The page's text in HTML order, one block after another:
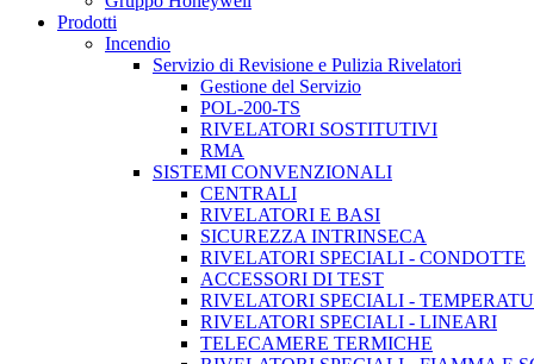
Prodotti
Incendio
Servizio di Revisione e Pulizia Rivelatori
Gestione del Servizio
POL-200-TS
RIVELATORI SOSTITUTIVI
RMA
SISTEMI CONVENZIONALI
CENTRALI
RIVELATORI E BASI
SICUREZZA INTRINSECA
RIVELATORI SPECIALI - CONDOTTE
ACCESSORI DI TEST
RIVELATORI SPECIALI -
RIVELATORI SPECIALI - LINEARI
TELECAMERE TERMICHE